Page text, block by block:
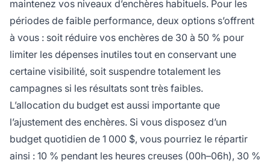
maintenez vos niveaux d’enchères habituels. Pour les
périodes de faible performance, deux options s’offrent
à vous : soit réduire vos enchères de 30 à 50 % pour
limiter les dépenses inutiles tout en conservant une
certaine visibilité, soit suspendre totalement les
campagnes si les résultats sont très faibles.
L’allocation du budget est aussi importante que
l’ajustement des enchères. Si vous disposez d’un
budget quotidien de 1 000 $, vous pourriez le répartir
ainsi : 10 % pendant les heures creuses (00h–06h), 30 %